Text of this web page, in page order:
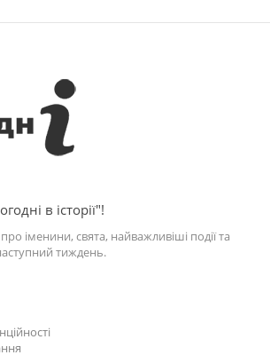
в історії"!
іменини, свята, найважливіші події та
тиждень.